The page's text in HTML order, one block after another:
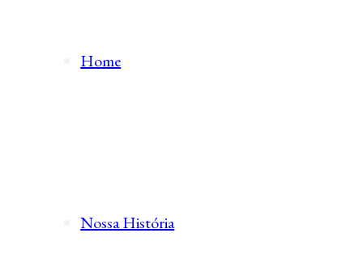
Home
Nossa História